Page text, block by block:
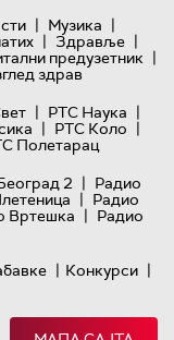
| Музика |
| Здравље |
предузетник |
здрав
| РТС Наука |
| РТС Коло |
Полетарац
2 | Радио
| Радио
Вртешка | Радио
| Конкурси |